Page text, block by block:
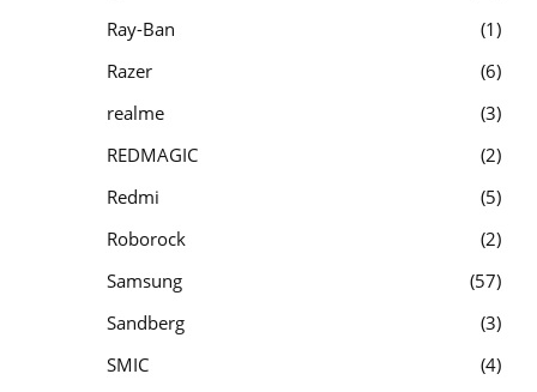
Ray-Ban
1
Razer
6
realme
3
REDMAGIC
2
Redmi
5
Roborock
2
Samsung
57
Sandberg
3
SMIC
4